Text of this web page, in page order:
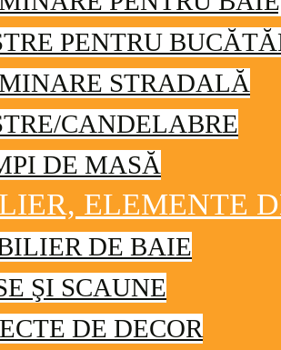
PENTRU
STRADALĂ
CANDELABRE
DE MASĂ
ELEMENTE
DE BAIE
ŞI SCAUNE
DE DECOR